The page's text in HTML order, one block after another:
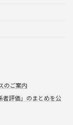
のご案内
者評価」のまとめを公